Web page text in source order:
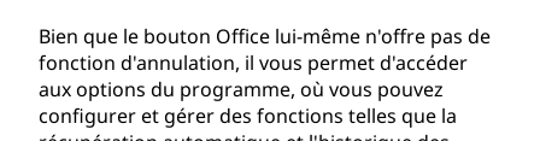
Bien que le bouton Office lui-même n'offre pas de
fonction d'annulation, il vous permet d'accéder
aux options du programme, où vous pouvez
configurer et gérer des fonctions telles que la